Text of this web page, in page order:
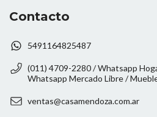
Contacto
5491164825487
(011) 4709-2280 / Whatsapp
Whatsapp Mercado Libre /
ventas@casamendoza.com.ar